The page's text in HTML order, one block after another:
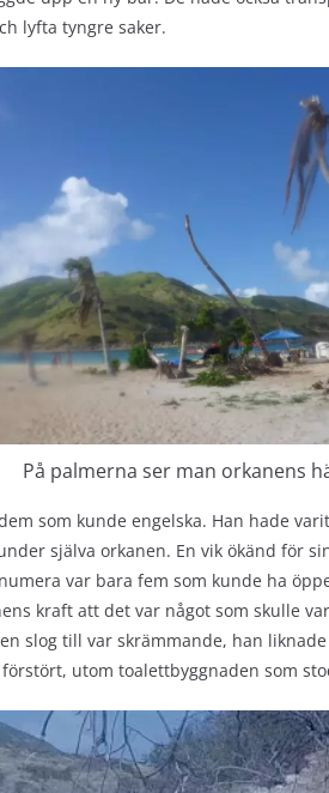
lyfta tyngre saker.
På palmerna ser man orkanens
som kunde engelska. Han hade
själva orkanen. En vik ökänd för
var bara fem som kunde ha
kraft att det var något som skulle
slog till var skrämmande, han
utom toalettbyggnaden som